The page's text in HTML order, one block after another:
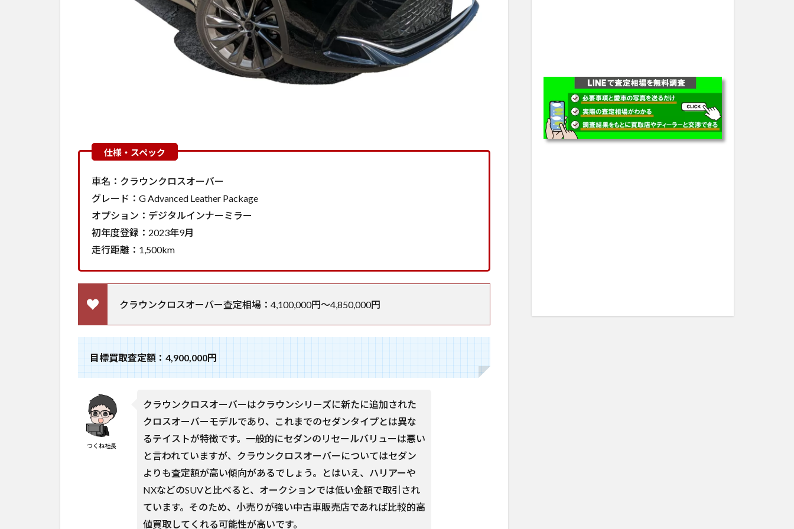
車名：クラウンクロスオーバー
グレード：G Advanced Leather Package
オプション：デジタルインナーミラー
初年度登録：2023年9月
走行距離：1,500km
クラウンクロスオーバー査定相場：4,100,000円～4,850,000円
目標買取査定額：4,900,000円
つくね社長
クラウンクロスオーバーはクラウンシリーズに新たに追加された
クロスオーバーモデルであり、これまでのセダンタイプとは異な
るテイストが特徴です。一般的にセダンのリセールバリューは悪い
と言われていますが、クラウンクロスオーバーについてはセダン
よりも査定額が高い傾向があるでしょう。とはいえ、ハリアーや
NXなどのSUVと比べると、オークションでは低い金額で取引され
ています。そのため、小売りが強い中古車販売店であれば比較的高
値買取してくれる可能性が高いです。